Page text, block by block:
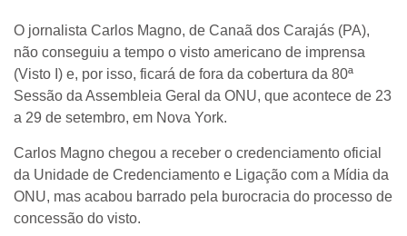
O jornalista Carlos Magno, de Canaã dos Carajás (PA),
não conseguiu a tempo o visto americano de imprensa
(Visto I) e, por isso, ficará de fora da cobertura da 80ª
Sessão da Assembleia Geral da ONU, que acontece de 23
a 29 de setembro, em Nova York.
Carlos Magno chegou a receber o credenciamento oficial
da Unidade de Credenciamento e Ligação com a Mídia da
ONU, mas acabou barrado pela burocracia do processo de
concessão do visto.